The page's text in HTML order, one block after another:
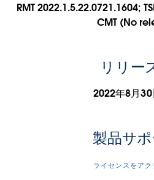
RMT 2022.1.5.22.0721.1604;
CMT (No
リリー
2022年8月
製品サ
ライセンスをアク